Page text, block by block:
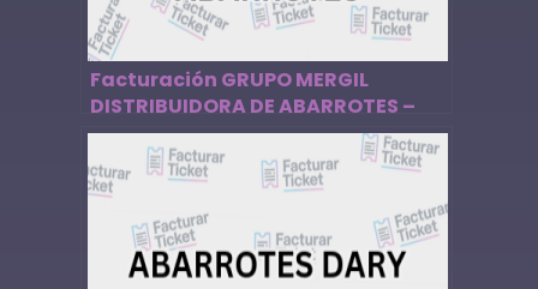
Facturación GRUPO MERGIL
DISTRIBUIDORA DE ABARROTES –
Descargar Factura